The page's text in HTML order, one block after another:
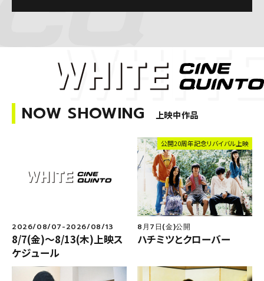
F
ll
NOW SHOWING 上映中作品
2026/08/07-2026/08/13
8/7(金)～8/13(木)上映ス
ケジュール
公開20周年記念リバイバル上映
8月7日(金)公開
ハチミツとクローバー